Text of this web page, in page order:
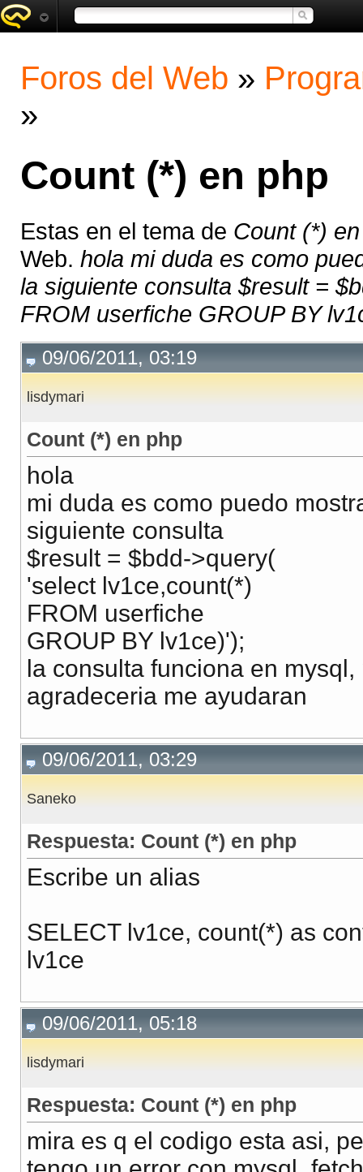
Foros del Web »
»
Count (*) en php
Estas en el tema de Count (*)
Web. hola mi duda es como
la siguiente consulta $result =
FROM userfiche GROUP BY
09/06/2011, 03:19
lisdymari
Count (*) en php
hola
mi duda es como puedo
siguiente consulta
$result = $bdd->query(
'select lv1ce,count(*)
FROM userfiche
GROUP BY lv1ce)');
la consulta funciona en
agradeceria me ayudaran
09/06/2011, 03:29
Saneko
Respuesta: Count (*) en php
Escribe un alias
SELECT lv1ce, count(*) as
lv1ce
09/06/2011, 05:18
lisdymari
Respuesta: Count (*) en php
mira es q el codigo esta asi,